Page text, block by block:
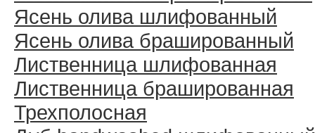
Ясень олива шлифованный
Ясень олива брашированный
Лиственница шлифованная
Лиственница брашированная
Трехполосная